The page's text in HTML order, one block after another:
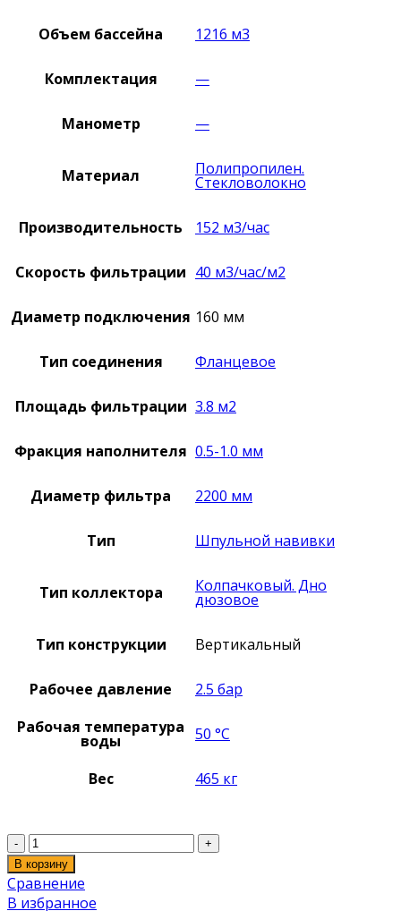
Объем бассейна 1216 м3
Комплектация —
Манометр —
Материал Полипропилен.
Стекловолокно
Производительность 152 м3/час
Скорость фильтрации 40 м3/час/м2
Диаметр подключения 160 мм
Тип соединения Фланцевое
Площадь фильтрации 3.8 м2
Фракция наполнителя 0.5-1.0 мм
Диаметр фильтра 2200 мм
Тип Шпульной навивки
Тип коллектора Колпачковый. Дно
дюзовое
Тип конструкции Вертикальный
Рабочее давление
2.5 бар
Рабочая температура
воды 50 °C
Вес 465 кг
Количество
В корзину
Сравнение
В избранное